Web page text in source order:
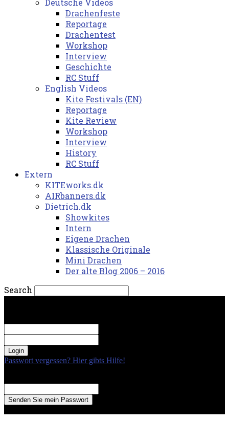
Deutsche Videos
Drachenfeste
Reportage
Drachentest
Workshop
Interview
Geschichte
RC Stuff
English Videos
Kite Festivals (EN)
Reportage
Kite Review
Workshop
Interview
History
RC Stuff
Extern
KITEworks.dk
AIRbanners.dk
Dietrich.dk
Showkites
Intern
Eigene Drachen
Klassische Originale
Mini Drachen
Der alte Blog 2006 – 2016
Search
Passwort vergessen? Hier gibts Hilfe!